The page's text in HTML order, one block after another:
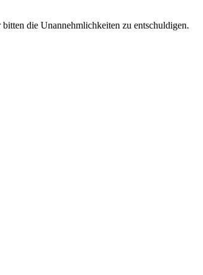
die Unannehmlichkeiten zu entschuldigen.